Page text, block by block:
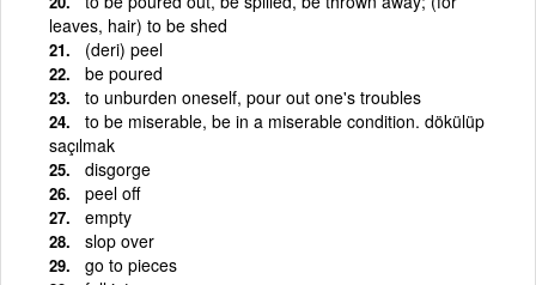
leaves, hair) to be shed
(deri) peel
be poured
to unburden oneself, pour out one's troubles
to be miserable, be in a miserable condition. dökülüp
saçılmak
disgorge
peel off
empty
slop over
go to pieces